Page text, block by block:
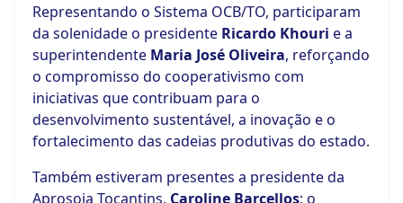
Representando o Sistema OCB/TO, participaram
da solenidade o presidente Ricardo Khouri e a
superintendente Maria José Oliveira, reforçando
o compromisso do cooperativismo com
iniciativas que contribuam para o
desenvolvimento sustentável, a inovação e o
fortalecimento das cadeias produtivas do estado.
Também estiveram presentes a presidente da
Aprosoja Tocantins, Caroline Barcellos; o